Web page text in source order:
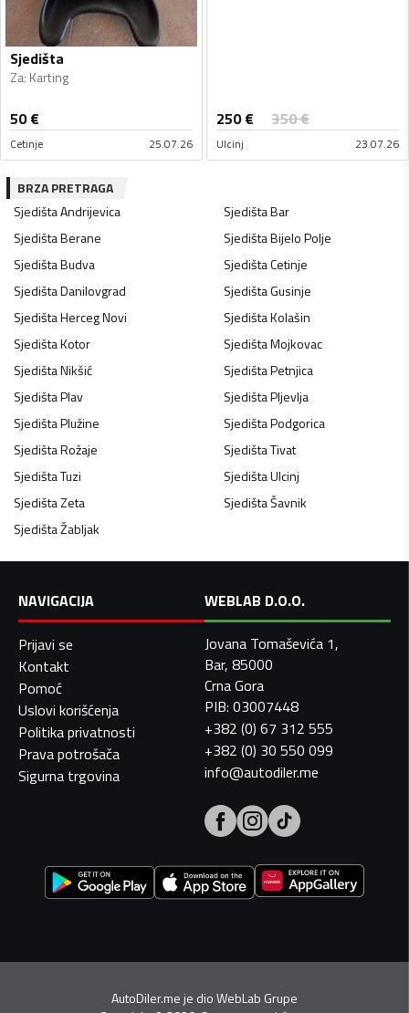
Sjedišta
Za: Karting
50€
Cetinje 25.07.26
250€ 350€
Ulcinj 23.07.26
BRZA PRETRAGA
SjedištaAndrijevica SjedištaBar
SjedištaBerane SjedištaBijelo Polje
SjedištaBudva SjedištaCetinje
SjedištaDanilovgrad SjedištaGusinje
SjedištaHerceg Novi SjedištaKolašin
SjedištaKotor SjedištaMojkovac
SjedištaNikšić SjedištaPetnjica
SjedištaPlav SjedištaPljevlja
SjedištaPlužine SjedištaPodgorica
SjedištaRožaje SjedištaTivat
SjedištaTuzi SjedištaUlcinj
SjedištaZeta SjedištaŠavnik
SjedištaŽabljak
NAVIGACIJA
Prijavi se
Kontakt
Pomoć
Uslovi korišćenja
Politika privatnosti
Prava potrošača
Sigurna trgovina
WEBLAB D.O.O.
Jovana Tomaševića 1,
Bar, 85000
Crna Gora
PIB: 03007448
+382 (0) 67 312 555
+382 (0) 30 550 099
info@autodiler.me
AutoDiler.me je dioWebLab Grupe